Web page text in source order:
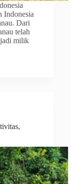
Indonesia
Dari
telah
milik